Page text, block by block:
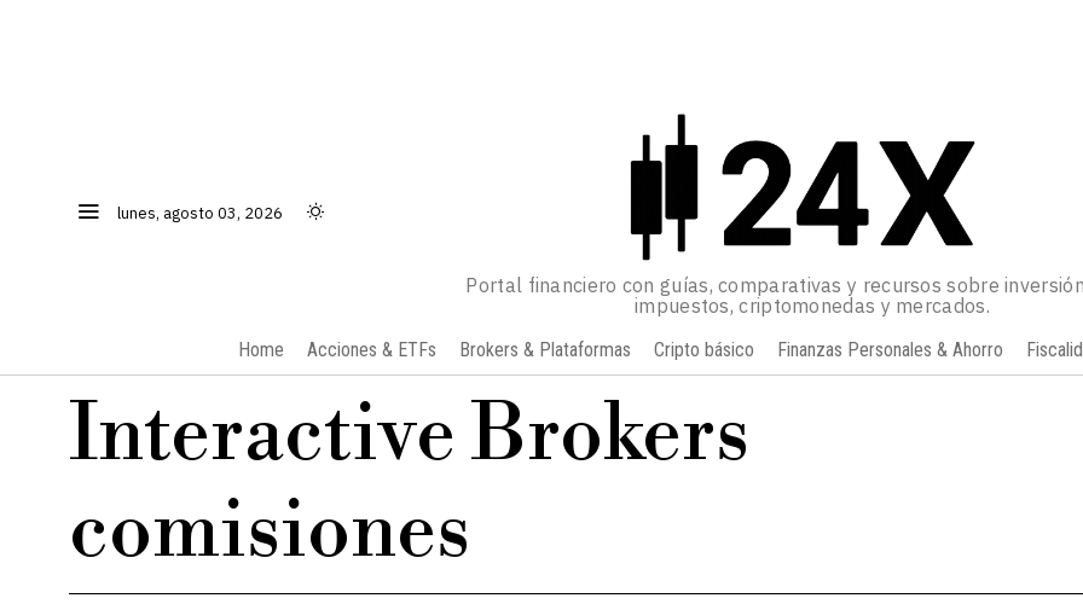
lunes, agosto 03, 2026
Portal financiero con guías, comparativas y recursos sobre
impuestos, criptomonedas y mercados.
Home Acciones & ETFs Brokers & Plataformas Cripto básico Finanzas Personales & Ahorro
Interactive Brokers
comisiones